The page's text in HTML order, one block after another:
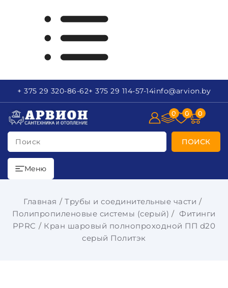
+ 375 29 320-86-62+ 375 29 114-57-14info@arvion.by
Поиск ПОИСК
0 0 0
Меню
Главная
Трубы и соединительные части
Полипропиленовые системы (серый)
Фитинги
PPRC
Кран шаровый полнопроходной ПП d20
серый Политэк